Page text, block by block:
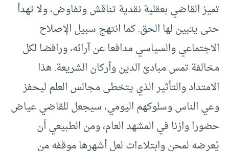
تميز القاضي بعقلية نقدية تناقش وتفاوض، ولا تهدأ
حتى يتبين لها الحق. كما انتهج سبيل الإصلاح
الاجتماعي والسياسي مدافعا عن آرائه، ورافضا لكل
مخالفة تمس مبادئ الدين وأركان الشريعة. هذا
الامتداد والتأثير الذي يتخطى مجالس العلم ليحفز
وعي الناس وسلوكهم اليومي، سيجعل للقاضي عياض
حضورا وازنا في المشهد العام، ومن الطبيعي أن
يُعرضه لمحن وابتلاءات لعل أشهرها موقفه من